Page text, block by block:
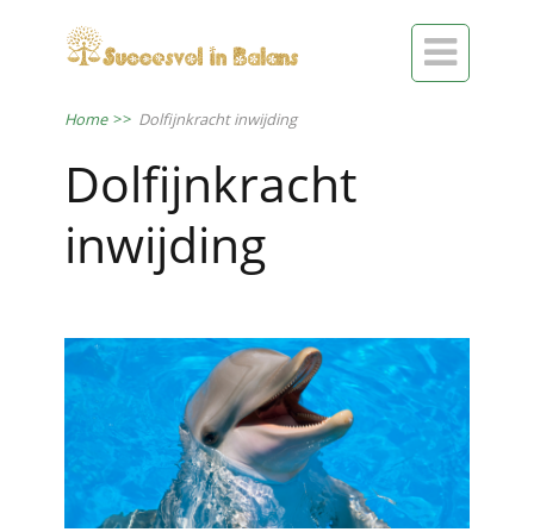

Home >> Dolfijnkracht inwijding
Dolfijnkracht
inwijding